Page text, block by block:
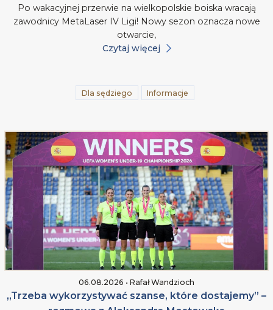
Po wakacyjnej przerwie na wielkopolskie boiska wracają
zawodnicy MetaLaser IV Ligi! Nowy sezon oznacza nowe
otwarcie,
Czytaj więcej
Dla sędziego Informacje
06.08.2026 • Rafał Wandzioch
„Trzeba wykorzystywać szanse, które dostajemy” –